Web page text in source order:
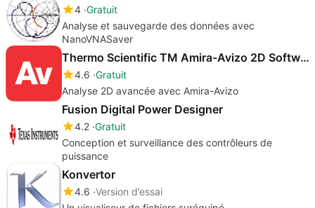
4 Gratuit
Analyse et sauvegarde des données avec
NanoVNASaver
Thermo Scientific TM Amira-Avizo 2D Software
4.6 Gratuit
Analyse 2D avancée avec Amira-Avizo
Fusion Digital Power Designer
4.2 Gratuit
Conception et surveillance des contrôleurs de
puissance
Konvertor
4.6 Version d’essai